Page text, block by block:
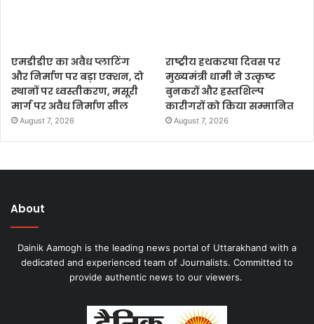
एमडीडीए का अवैध प्लाटिंग
और निर्माण पर बड़ा एक्शन, दो
स्थानों पर ध्वस्तीकरण, मसूरी
मार्ग पर अवैध निर्माण सील
August 7, 2026
राष्ट्रीय हथकरघा दिवस पर
मुख्यमंत्री धामी ने उत्कृष्ट
बुनकरों और हस्तशिल्प
कारीगरों को किया सम्मानित
August 7, 2026
About
Dainik Aamogh is the leading news portal of Uttarakhand with a
dedicated and experienced team of Journalists. Committed to
provide authentic news to our viewers.